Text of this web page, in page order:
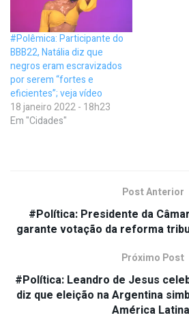
#Polêmica: Participante do
BBB22, Natália diz que
negros eram escravizados
por serem “fortes e
eficientes”; veja vídeo
18 janeiro 2022 - 18h23
Em "Cidades"
Post Anterior
#Política: Presidente da
garante votação da reforma
Próximo Post
#Política: Leandro de Jesus
diz que eleição na Argentina
América